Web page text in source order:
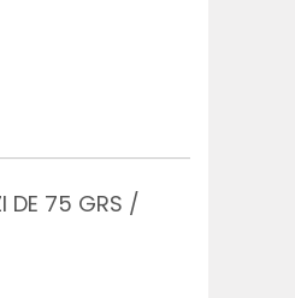
DE 75 GRS /